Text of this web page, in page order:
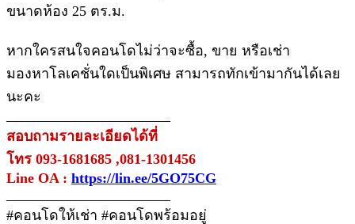
ขนาดห้อง 25 ตร.ม.
หากใครสนใจคอนโดไม่ว่าจะซื้อ, ขาย หรือเช่า
มองหาโลเคชั่นใดเป็นพิเศษ สามารถทักเข้ามากันได้เลย
นะคะ
สอบถามรายละเอียดได้ที่
โทร 093-1681685 ,081-1301456
Line OA : https://lin.ee/5GO75CG
#คอนโดให้เช่า #คอนโดพร้อมอยู่